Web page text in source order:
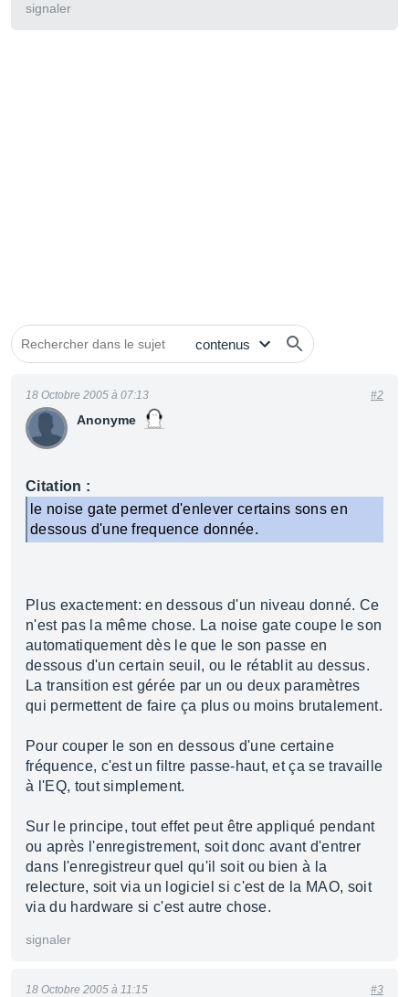
signaler
Anonyme
18 Octobre 2005 à 07:13 #2
Citation :
le noise gate permet d'enlever certains sons en
dessous d'une frequence donnée.
Plus exactement: en dessous d'un niveau donné. Ce
n'est pas la même chose. La noise gate coupe le son
automatiquement dès le que le son passe en
dessous d'un certain seuil, ou le rétablit au dessus.
La transition est gérée par un ou deux paramètres
qui permettent de faire ça plus ou moins brutalement.
Pour couper le son en dessous d'une certaine
fréquence, c'est un filtre passe-haut, et ça se travaille
à l'EQ, tout simplement.
Sur le principe, tout effet peut être appliqué pendant
ou après l'enregistrement, soit donc avant d'entrer
dans l'enregistreur quel qu'il soit ou bien à la
relecture, soit via un logiciel si c'est de la MAO, soit
via du hardware si c'est autre chose.
signaler
18 Octobre 2005 à 11:15 #3